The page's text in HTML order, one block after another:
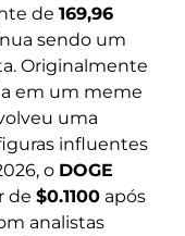
de 169,96
sendo um
Originalmente
em um meme
uma
influentes
o DOGE
de $0.1100 após
analistas